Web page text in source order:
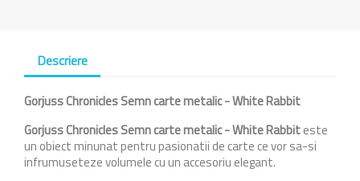
Descriere
Gorjuss Chronicles Semn carte metalic - White Rabbit
Gorjuss Chronicles Semn carte metalic - White Rabbiteste
un obiect minunat pentru pasionatii de carte ce vor sa-si
infrumuseteze volumele cu un accesoriu elegant.